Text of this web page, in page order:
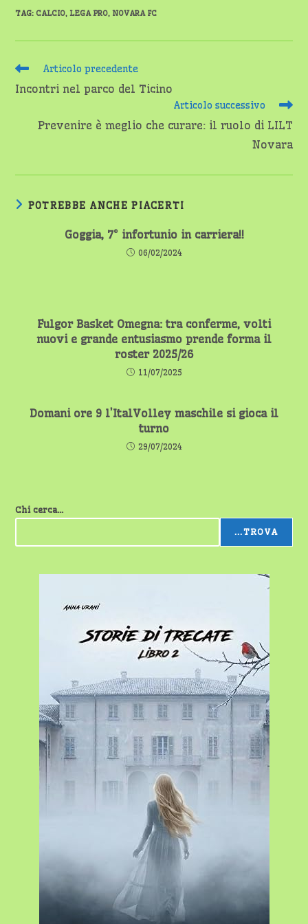
TAG: CALCIO, LEGA PRO, NOVARA FC
Leggi
articoli
Articolo precedente
Incontri nel parco del Ticino
Articolo successivo
Prevenire è meglio che curare: il ruolo di LILT
Novara
POTREBBE ANCHE PIACERTI
Goggia, 7° infortunio in carriera!!
06/02/2024
Fulgor Basket Omegna: tra conferme, volti
nuovi e grande entusiasmo prende forma il
roster 2025/26
11/07/2025
Domani ore 9 l’ItalVolley maschile si gioca il
turno
29/07/2024
Chi cerca...
...TROVA